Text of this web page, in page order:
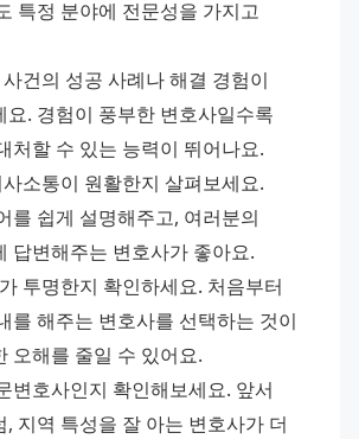
특정 분야에 전문성을 가지고
건의 성공 사례나 해결 경험이
요. 경험이 풍부한 변호사일수록
처할 수 있는 능력이 뛰어나요.
소통이 원활한지 살펴보세요.
를 쉽게 설명해주고, 여러분의
답변해주는 변호사가 좋아요.
투명한지 확인하세요. 처음부터
를 해주는 변호사를 선택하는 것이
오해를 줄일 수 있어요.
변호사인지 확인해보세요. 앞서
, 지역 특성을 잘 아는 변호사가 더